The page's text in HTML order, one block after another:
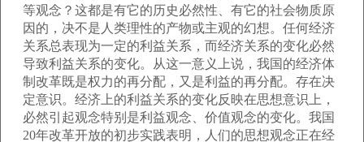
等观念？这都是有它的历史必然性、有它的社会物质原
因的，决不是人类理性的产物或主观的幻想。任何经济
关系总表现为一定的利益关系，而经济关系的变化必然
导致利益关系的变化。从这一意义上说，我国的经济体
制改革既是权力的再分配，又是利益的再分配。存在决
定意识。经济上的利益关系的变化反映在思想意识上，
必然引起观念特别是利益观念、价值观念的变化。我国
20年改革开放的初步实践表明，人们的思想观念正在经